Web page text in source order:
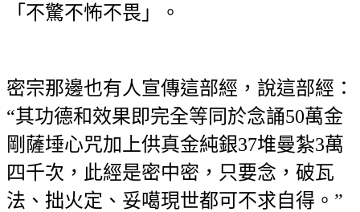
「不驚不怖不畏」。
密宗那邊也有人宣傳這部經，說這部經：
“其功德和效果即完全等同於念誦50萬金
剛薩埵心咒加上供真金純銀37堆曼紮3萬
四千次，此經是密中密，只要念，破瓦
法、拙火定、妥噶現世都可不求自得。”